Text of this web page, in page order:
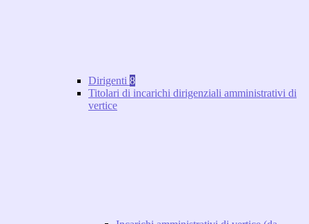
Dirigenti 8
Titolari di incarichi dirigenziali amministrativi di
vertice